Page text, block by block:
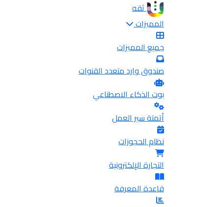
ثقه
المميزات
جميع المميزات
صندوق وارد متعدد القنوات
بوت الذكاء الاصطناعي
أتمتة سير العمل
نظام الحجوزات
التجارة الإلكترونية
قاعدة المعرفة